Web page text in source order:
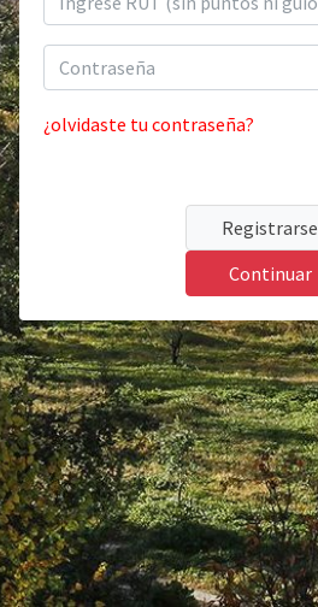
¿olvidaste tu contraseña?
Registrarse
Continuar